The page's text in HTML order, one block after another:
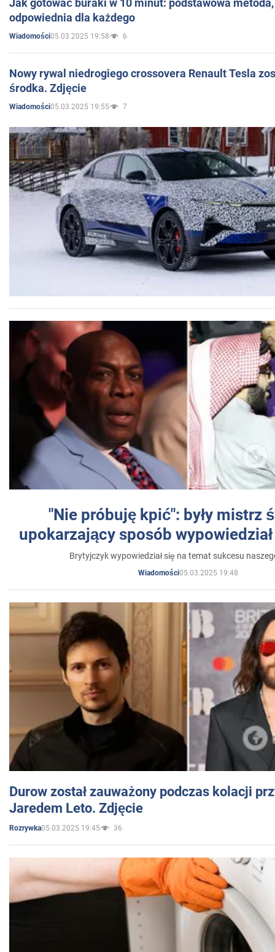
Jak gotować buraki w 10 minut: podstawowa
odpowiednia dla każdego
Wiadomości05.03.2025 19:58 6
Nowy rywal niedrogiego crossovera Renault Tesla
środka. Zdjęcie
Wiadomości05.03.2025 19:55 7
"Nie próbuję kpić": były mistrz
upokarzający sposób
Brytyjczyk wypowiedział się na temat sukcesu
Wiadomości05.03.2025 19:48
Durow został zauważony podczas kolacji
Jaredem Leto. Zdjęcie
Rozrywka05.03.2025 19:45 36